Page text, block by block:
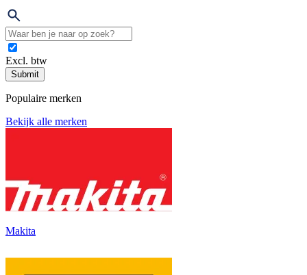
Excl. btw
Submit
Populaire merken
Bekijk alle merken
Makita